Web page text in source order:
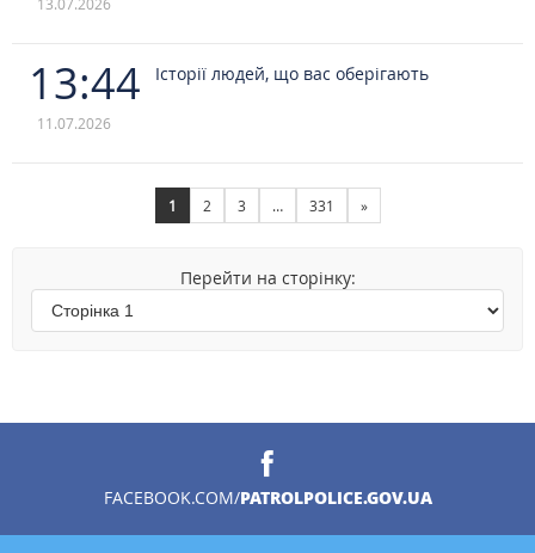
13:44
11.07.2026
Історії людей, що вас оберігають
1 2 3 … 331 »
Перейти на сторінку:
FACEBOOK.COM/PATROLPOLICE.GOV.UA